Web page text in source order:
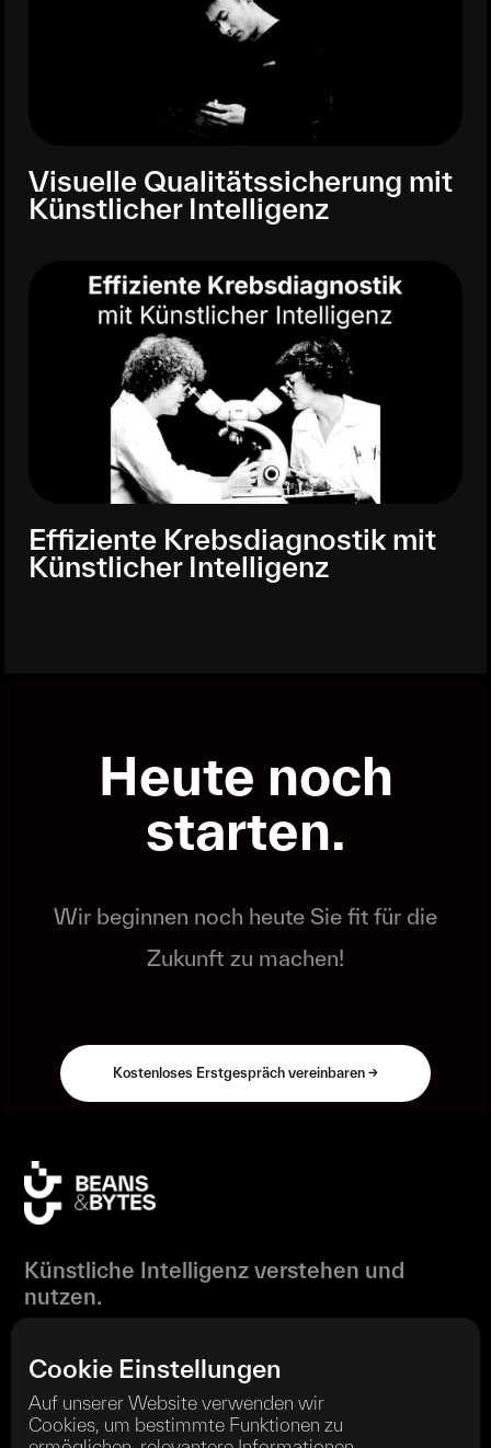
Visuelle Qualitätssicherung mit
Künstlicher Intelligenz
Effiziente Krebsdiagnostik mit
Künstlicher Intelligenz
Heute noch
starten.
Wir beginnen noch heute Sie fit für die
Zukunft zu machen!
Kostenloses Erstgespräch vereinbaren ->
Künstliche Intelligenz verstehen und
nutzen.
Wir sind ordentliches Mitglied im
Cookie Einstellungen
Auf unserer Website verwenden wir
Cookies, um bestimmte Funktionen zu